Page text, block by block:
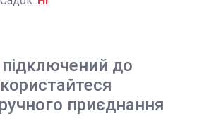
до
приєднання